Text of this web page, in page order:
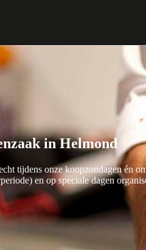
in Helmond
tijdens onze koopzondagen én
en op speciale dagen